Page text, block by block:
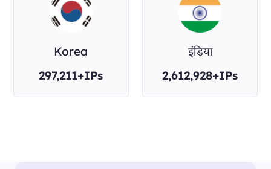
Korea
297,211+IPs
इंडिया
2,612,928+IPs